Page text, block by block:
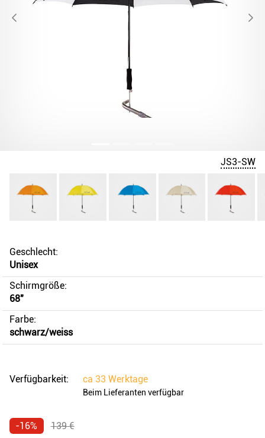
JS3-SW
Geschlecht:
Unisex
Schirmgröße:
68"
Farbe:
schwarz/weiss
Verfügbarkeit: ca 33 Werktage
Beim Lieferanten verfügbar
-16% 139 €